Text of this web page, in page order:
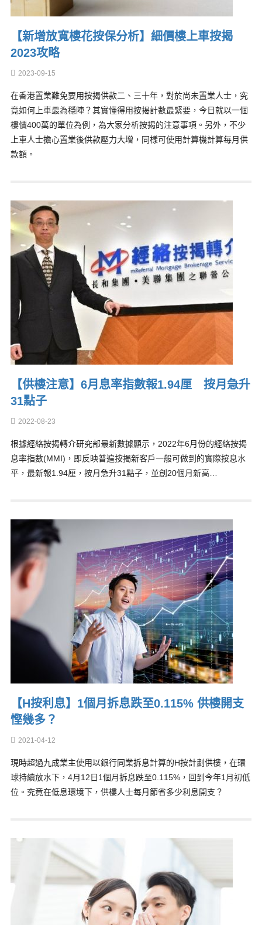
【新增放寬樓花按保分析】細價樓上車按揭
2023攻略
2023-09-15
在香港置業難免要用按揭供款二、三十年，對於尚未置業人士，究
竟如何上車最為穩陣？其實懂得用按揭計數最緊要，今日就以一個
樓價400萬的單位為例，為大家分析按揭的注意事項。另外，不少
上車人士擔心置業後供款壓力大增，同樣可使用計算機計算每月供
款額。
【供樓注意】6月息率指數報1.94厘 按月急升
31點子
2022-08-23
根據經絡按揭轉介研究部最新數據顯示，2022年6月份的經絡按揭
息率指數(MMI)，即反映普遍按揭新客戶一般可做到的實際按息水
平，最新報1.94厘，按月急升31點子，並創20個月新高…
【H按利息】1個月拆息跌至0.115% 供樓開支
慳幾多？
2021-04-12
現時超過九成業主使用以銀行同業拆息計算的H按計劃供樓，在環
球持續放水下，4月12日1個月拆息跌至0.115%，回到今年1月初低
位。究竟在低息環境下，供樓人士每月節省多少利息開支？